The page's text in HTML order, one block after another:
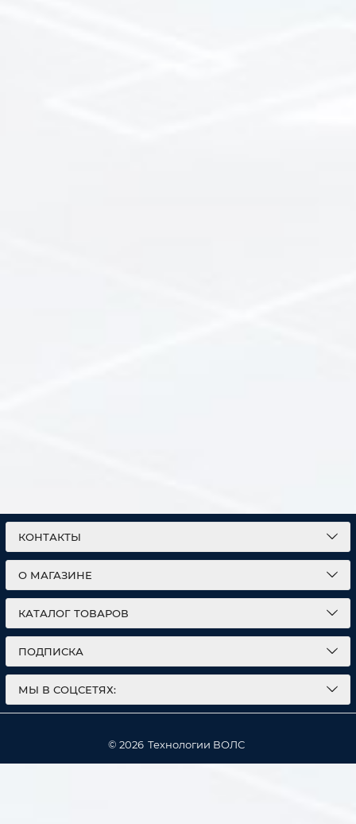
КОНТАКТЫ
О МАГАЗИНЕ
КАТАЛОГ ТОВАРОВ
ПОДПИСКА
МЫ В СОЦСЕТЯХ:
© 2026 Технологии ВОЛС